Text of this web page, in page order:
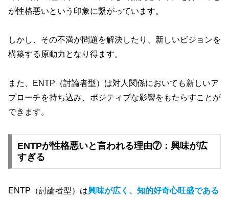
が性格悪いという印象に繋がっています。
しかし、その不満が問題を解決したり、新しいビジョンを
構築する原動力となり得ます。
また、ENTP（討論者型）は対人関係においても新しいア
プローチを持ち込み、ポジティブな影響をもたらすことが
できます。
ENTPが性格悪いと言われる理由⑦：興味が広
すぎる
ENTP（討論者型）は興味が広く、知的好奇心旺盛である